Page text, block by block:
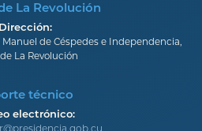
La Revolución
Dirección:
Manuel de Céspedes e Independencia,
La Revolución
técnico
electrónico: